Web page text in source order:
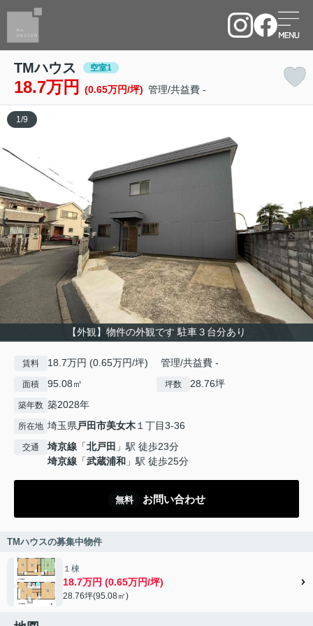
TMハウス 空室1
18.7万円 (0.65万円/坪) 管理/共益費 -
【外観】物件の外観です 駐車３台分あり
1 /9
賃料 18.7万円 (0.65万円/坪) 管理/共益費 -
面積 95.08㎡ 坪数 28.76坪
築年数 築2028年
所在地 埼玉県 戸田市美女木 １丁目3-36
交通 埼京線 「北戸田 」駅 徒歩23分
埼京線 「武蔵浦和 」駅 徒歩25分
無料 お問い合わせ
TMハウスの募集中物件
１棟
18.7万円 (0.65万円/坪)
28.76坪(95.08㎡)